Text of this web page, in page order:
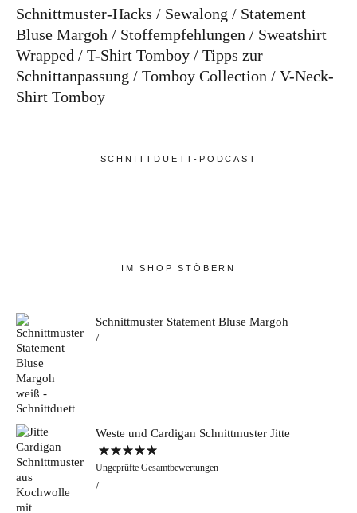
Schnittmuster-Hacks
Sewalong
Statement
Bluse Margoh
Stoffempfehlungen
Sweatshirt
Wrapped
T-Shirt Tomboy
Tipps zur
Schnittanpassung
Tomboy Collection
V-Neck-
Shirt Tomboy
SCHNITTDUETT-PODCAST
IM SHOP STÖBERN
Schnittmuster Statement Bluse Margoh
Weste und Cardigan Schnittmuster Jitte
Bewertet mit
5.00von 5
Ungeprüfte Gesamtbewertungen